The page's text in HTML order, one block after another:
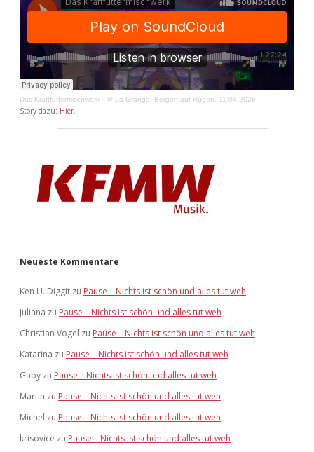
Das Kraftfuttermischwerk · @ La Grange, Bergen auf Rügen, 11.04.2026
Story dazu: Hier.
Neueste Kommentare
Ken U. Diggit zu Pause – Nichts ist schön und alles tut weh
Juliana zu Pause – Nichts ist schön und alles tut weh
Christian Vogel zu Pause – Nichts ist schön und alles tut weh
Katarina zu Pause – Nichts ist schön und alles tut weh
Gaby zu Pause – Nichts ist schön und alles tut weh
Martin zu Pause – Nichts ist schön und alles tut weh
Michel zu Pause – Nichts ist schön und alles tut weh
krisovice zu Pause – Nichts ist schön und alles tut weh